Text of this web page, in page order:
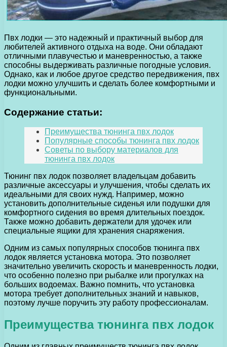
Пвх лодки — это надежный и практичный выбор для
любителей активного отдыха на воде. Они обладают
отличными плавучестью и маневренностью, а также
способны выдерживать различные погодные условия.
Однако, как и любое другое средство передвижения, пвх
лодки можно улучшить и сделать более комфортными и
функциональными.
Содержание статьи:
Преимущества тюнинга пвх лодок
Популярные способы тюнинга пвх лодок
Советы по выбору материалов для
тюнинга пвх лодок
Тюнинг пвх лодок позволяет владельцам добавить
различные аксессуары и улучшения, чтобы сделать их
идеальными для своих нужд. Например, можно
установить дополнительные сиденья или подушки для
комфортного сидения во время длительных поездок.
Также можно добавить держатели для удочек или
специальные ящики для хранения снаряжения.
Одним из самых популярных способов тюнинга пвх
лодок является установка мотора. Это позволяет
значительно увеличить скорость и маневренность лодки,
что особенно полезно при рыбалке или прогулках на
больших водоемах. Важно помнить, что установка
мотора требует дополнительных знаний и навыков,
поэтому лучше поручить эту работу профессионалам.
Преимущества тюнинга пвх лодок